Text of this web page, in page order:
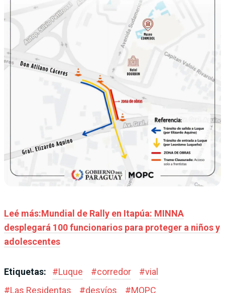
Leé más:Mundial de Rally en Itapúa: MINNA
desplegará 100 funcionarios para proteger a niños y
adolescentes
Etiquetas: #Luque #corredor #vial
#Las Residentas #desvíos #MOPC